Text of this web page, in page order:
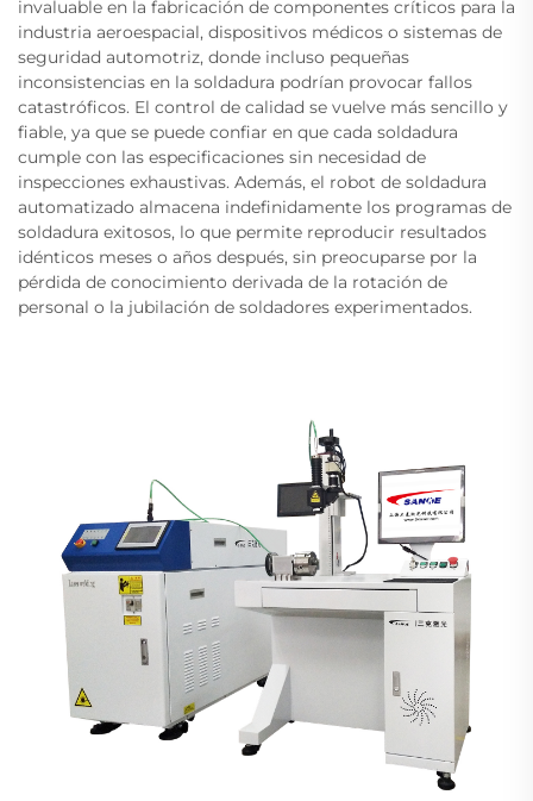
invaluable en la fabricación de componentes críticos para la
industria aeroespacial, dispositivos médicos o sistemas de
seguridad automotriz, donde incluso pequeñas
inconsistencias en la soldadura podrían provocar fallos
catastróficos. El control de calidad se vuelve más sencillo y
fiable, ya que se puede confiar en que cada soldadura
cumple con las especificaciones sin necesidad de
inspecciones exhaustivas. Además, el robot de soldadura
automatizado almacena indefinidamente los programas de
soldadura exitosos, lo que permite reproducir resultados
idénticos meses o años después, sin preocuparse por la
pérdida de conocimiento derivada de la rotación de
personal o la jubilación de soldadores experimentados.